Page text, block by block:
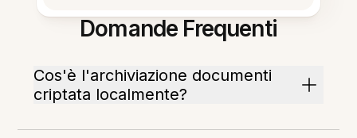
Domande Frequenti
Cos'è l'archiviazione documenti
criptata localmente?